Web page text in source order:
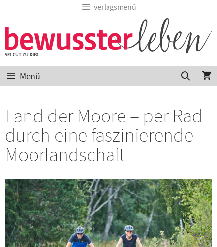
verlagsmenü
Menü
Land der Moore – per Rad
durch eine faszinierende
Moorlandschaft